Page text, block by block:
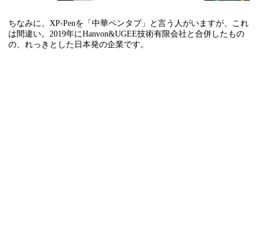
ちなみに、XP-Penを「中華ペンタブ」と言う人がいますが、これ
は間違い。2019年にHanvon&UGEE技術有限会社と合併したもの
の、れっきとした日本発の企業です。